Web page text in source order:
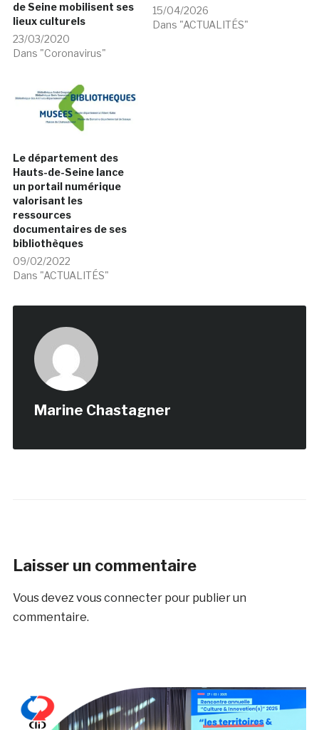
de Seine mobilisent ses
lieux culturels
23/03/2020
Dans "Coronavirus"
15/04/2026
Dans "ACTUALITÉS"
Le département des
Hauts-de-Seine lance
un portail numérique
valorisant les
ressources
documentaires de ses
bibliothèques
09/02/2022
Dans "ACTUALITÉS"
Marine Chastagner
Laisser un commentaire
Vous devez vous connecterpour publier un
commentaire.